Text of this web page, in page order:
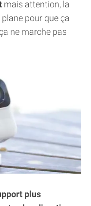
mais attention, la
pour que ça
ne marche pas
plus